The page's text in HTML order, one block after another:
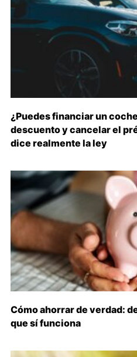
¿Puedes financiar un
descuento y cancelar el
dice realmente la ley
Cómo ahorrar de verdad:
que sí funciona